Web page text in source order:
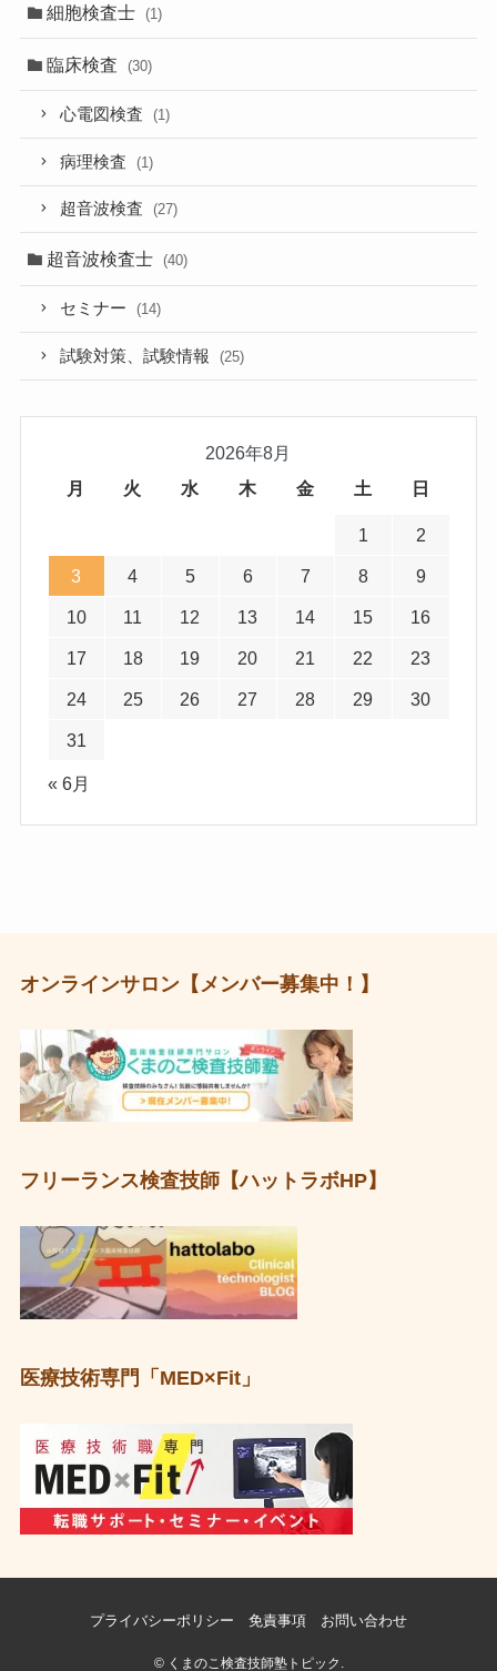
細胞検査士 (1)
臨床検査 (30)
心電図検査 (1)
病理検査 (1)
超音波検査 (27)
超音波検査士 (40)
セミナー (14)
試験対策、試験情報 (25)
2026年8月
月
火 水 木 金 土 日
1 2
3 4 5 6 7 8 9
10 11 12 13 14 15 16
17 18 19 20 21 22 23
24 25 26 27 28 29 30
31
« 6月
オンラインサロン【メンバー募集中！】
フリーランス検査技師【ハットラボHP】
医療技術専門「MED×Fit」
プライバシーポリシー 免責事項 お問い合わせ
©くまのこ検査技師塾トピック.